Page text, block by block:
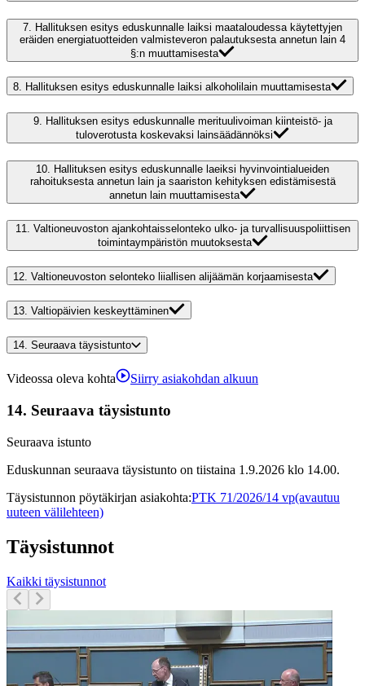
7. Hallituksen esitys eduskunnalle laiksi maataloudessa käytettyjen
eräiden energiatuotteiden valmisteveron palautuksesta annetun lain 4
§:n muuttamisesta
8. Hallituksen esitys eduskunnalle laiksi alkoholilain muuttamisesta
9. Hallituksen esitys eduskunnalle merituulivoiman kiinteistö- ja
tuloverotusta koskevaksi lainsäädännöksi
10.
Hallituksen esitys eduskunnalle laeiksi hyvinvointialueiden
rahoituksesta annetun lain ja saariston kehityksen edistämisestä
annetun lain muuttamisesta
11. Valtioneuvoston ajankohtaisselonteko ulko- ja turvallisuuspoliittisen
toimintaympäristön muutoksesta
12. Valtioneuvoston selonteko liiallisen alijäämän korjaamisesta
13. Valtiopäivien keskeyttäminen
14. Seuraava täysistunto
Videossa oleva kohta Siirry asiakohdan alkuun
14. Seuraava täysistunto
Seuraava istunto
Eduskunnan seuraava täysistunto on tiistaina 1.9.2026 klo 14.00.
Täysistunnon pöytäkirjan asiakohta:PTK 71/2026/14 vp(avautuu
uuteen välilehteen)
Täysistunnot
Kaikki täysistunnot